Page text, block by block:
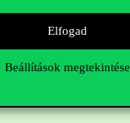
Elfogad
Beállítások megtekintése